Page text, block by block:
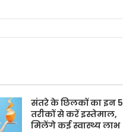
संतरे के छिलकों का इन 5
तरीकों से करें इस्तेमाल,
मिलेंगे कई स्वास्थ्य लाभ